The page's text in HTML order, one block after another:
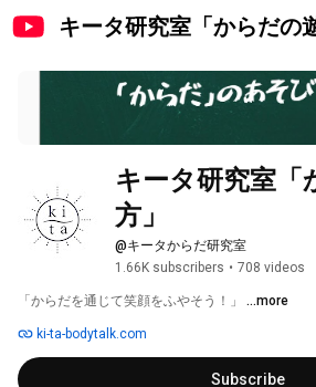
キータ研究室「からだの
キータ研究室「
方」
@キータからだ研究室
1.66K subscribers • 708 videos
「からだを通じて笑顔をふやそう！」 ...more
ki-ta-bodytalk.com
Subscribe